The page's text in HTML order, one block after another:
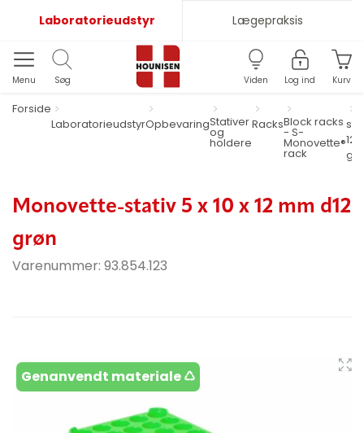
Laboratorieudstyr Lægepraksis
Menu Søg Viden Log ind Kurv
Forside
LaboratorieudstyrOpbevaringStativer
og
holdere
RacksBlock racks
- S-
Monovette®
rack
12
Monovette-stativ 5 x 10 x 12 mm d12
grøn
Varenummer: 93.854.123
Genanvendt materiale ♺